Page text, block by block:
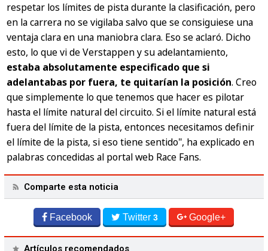
respetar los límites de pista durante la clasificación, pero
en la carrera no se vigilaba salvo que se consiguiese una
ventaja clara en una maniobra clara. Eso se aclaró. Dicho
esto, lo que vi de Verstappen y su adelantamiento,
estaba absolutamente especificado que si
adelantabas por fuera, te quitarían la posición. Creo
que simplemente lo que tenemos que hacer es pilotar
hasta el límite natural del circuito. Si el límite natural está
fuera del límite de la pista, entonces necesitamos definir
el límite de la pista, si eso tiene sentido", ha explicado en
palabras concedidas al portal web Race Fans.
Comparte esta noticia
Facebook Twitter3 Google+
Artículos recomendados